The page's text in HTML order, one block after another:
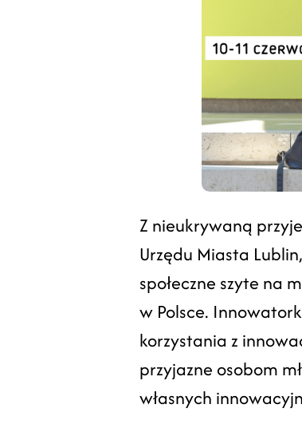
Z nieukrywaną
Urzędu Miasta
społeczne szyte na
w Polsce.
korzystania z
przyjazne osobom
własnych